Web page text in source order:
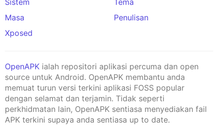
Masa
Penulisan
Xposed
OpenAPK ialah repositori aplikasi percuma dan open
source untuk Android. OpenAPK membantu anda
memuat turun versi terkini aplikasi FOSS popular
dengan selamat dan terjamin. Tidak seperti
perkhidmatan lain, OpenAPK sentiasa menyediakan fail
APK terkini supaya anda sentiasa up to date.